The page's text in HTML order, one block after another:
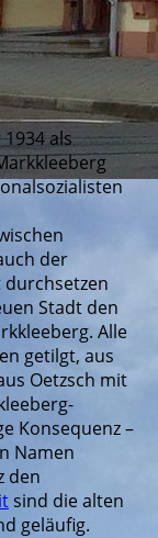
als
der
durchsetzen
Stadt den
Alle
getilgt, aus
Oetzsch mit
Konsequenz –
Namen
den
sind die alten
geläufig.